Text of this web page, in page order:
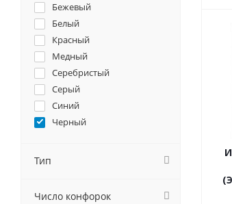
Darina
De Dietrich
DeLonghi
Delvento
Electrolux
Electronicsdeluxe
Elica
Evelux
Fornelli
Бежевый
Белый
Красный
Медный
Серебристый
Серый
Синий
Черный
Тип
Число конфорок